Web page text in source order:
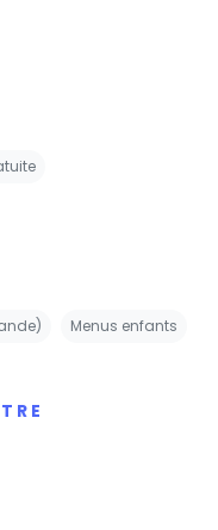
Menus enfants